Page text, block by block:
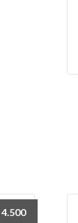
4.500